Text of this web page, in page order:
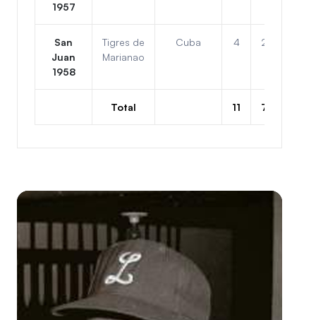
1957
San
Juan
1958
Tigres de
Marianao
Cuba 4 2
Total 11 7